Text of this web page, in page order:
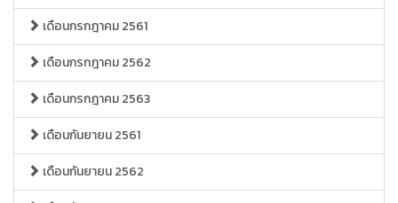
เดือนกรกฎาคม 2561
เดือนกรกฎาคม 2562
เดือนกรกฎาคม 2563
เดือนกันยายน 2561
เดือนกันยายน 2562